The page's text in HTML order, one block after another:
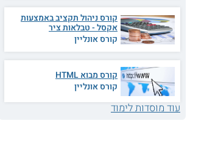
קורס ניהול תקציב באמצעות
אקסל - טבלאות ציר
קורס אונליין
קורס מבוא HTML
קורס אונליין
עוד מוסדות לימוד